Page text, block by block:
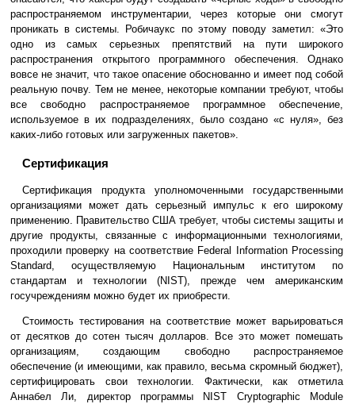
распространяемом инструментарии, через которые они смогут
проникать в системы. Робичаукс по этому поводу заметил: «Это
одно из самых серьезных препятствий на пути широкого
распространения открытого программного обеспечения. Однако
вовсе не значит, что такое опасение обоснованно и имеет под собой
реальную почву. Тем не менее, некоторые компании требуют, чтобы
все свободно распространяемое программное обеспечение,
используемое в их подразделениях, было создано «с нуля», без
каких-либо готовых или загруженных пакетов».
Сертификация
Сертификация продукта уполномоченными государственными
организациями может дать серьезный импульс к его широкому
применению. Правительство США требует, чтобы системы защиты и
другие продукты, связанные с информационными технологиями,
проходили проверку на соответствие Federal Information Processing
Standard, осуществляемую Национальным институтом по
стандартам и технологии (NIST), прежде чем американским
госучреждениям можно будет их приобрести.
Стоимость тестирования на соответствие может варьироваться
от десятков до сотен тысяч долларов. Все это может помешать
организациям, создающим свободно распространяемое
обеспечение (и имеющими, как правило, весьма скромный бюджет),
сертифицировать свои технологии. Фактически, как отметила
Аннабел Ли, директор программы NIST Cryptographic Module